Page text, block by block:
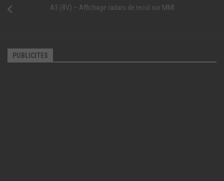
A3 (8V) – Affichage radars de recul sur MMI
PUBLICITES